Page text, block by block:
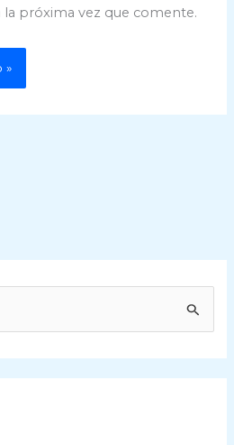
la próxima vez que comente.